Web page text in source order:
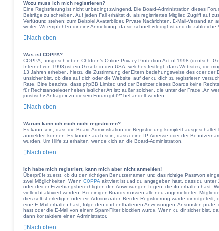
Wozu muss ich mich registrieren?
Eine Registrierung ist nicht unbedingt zwingend. Die Board-Administration dieses
Beiträge zu schreiben. Auf jeden Fall erhältst du als registriertes Mitglied Zugriff auf
Verfügung stehen: zum Beispiel Avatarbilder, Private Nachrichten, E-Mail-Versand an
weiter. Wir empfehlen dir eine Anmeldung, da sie schnell erledigt ist und dir zahlreiche
Nach oben
Was ist COPPA?
COPPA, ausgeschrieben Children’s Online Privacy Protection Act of 1998 (deutsch:
Internet von 1998) ist ein Gesetz in den USA, welches festlegt, dass Websites, die
13 Jahren erheben, hierzu die Zustimmung der Eltern beziehungsweise des oder
unsicher bist, ob dies auf dich oder die Website, auf der du dich zu registrieren
Rate. Bitte beachte, dass phpBB Limited und der Besitzer dieses Boards keine
für Rechtsangelegenheiten jeglicher Art ist; außer solchen, die unter der Frage „An
juristische Anfragen zu diesem Forum gibt?“ behandelt werden.
Nach oben
Warum kann ich mich nicht registrieren?
Es kann sein, dass die Board-Administration die Registrierung komplett
anmelden können. Es könnte auch sein, dass deine IP-Adresse oder der
wurden. Um Hilfe zu erhalten, wende dich an die Board-Administration.
Nach oben
Ich habe mich registriert, kann mich aber nicht anmelden!
Überprüfe zuerst, ob du den richtigen Benutzernamen und das richtige Passwort
zwei Möglichkeiten. Wenn COPPA aktiviert ist und du angegeben hast, dass du unter
oder deiner Erziehungsberechtigten den Anweisungen folgen, die du erhalten hast.
vielleicht aktiviert werden. Bei einigen Boards müssen alle neu angemeldeten
dies selbst erledigen oder ein Administrator. Bei der Registrierung wurde dir
eine E-Mail erhalten hast, folge den dort enthaltenen Anweisungen. Ansonsten
hast oder die E-Mail von einem Spam-Filter blockiert wurde. Wenn du dir sicher bist,
dann kontaktiere einen Administrator.
Nach oben